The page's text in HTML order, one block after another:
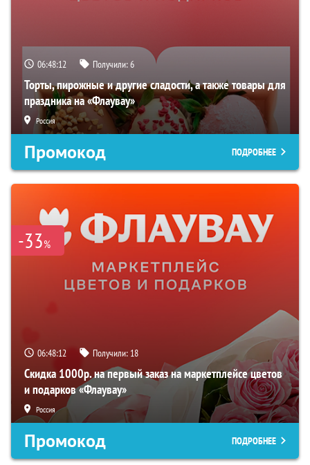
06:48:11 Получили:6
Торты, пирожные и другие сладости, а также товары для
праздника на «Флаувау»
Россия
Промокод ПОДРОБНЕЕ
-33%
06:48:11 Получили: 18
Скидка 1000р. на первый заказ на маркетплейсе цветов
и подарков «Флаувау»
Россия
Промокод ПОДРОБНЕЕ